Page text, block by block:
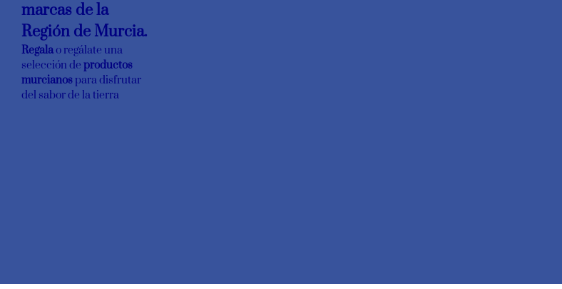
marcas de la
Región de Murcia.
Regalao regálate una
selección de productos
murcianospara disfrutar
del sabor de la tierra